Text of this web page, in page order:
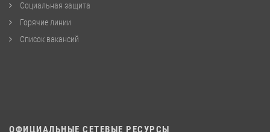
Социальная защита
Горячие линии
Список вакансий
ОФИЦИАЛЬНЫЕ СЕТЕВЫЕ РЕСУРСЫ